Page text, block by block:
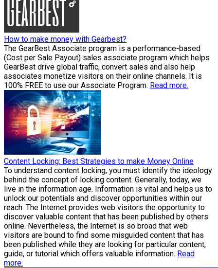
How to make money with Gearbest?
The GearBest Associate program is a performance-based
(Cost per Sale Payout) sales associate program which helps
GearBest drive global traffic, convert sales and also help
associates monetize visitors on their online channels. It is
100% FREE to use our Associate Program. Read more.
Content Locking: Best Strategies to make Money Online
To understand content locking, you must identify the ideology
behind the concept of locking content. Generally, today, we
live in the information age. Information is vital and helps us to
unlock our potentials and discover opportunities within our
reach. The Internet provides web visitors the opportunity to
discover valuable content that has been published by others
online. Nevertheless, the Internet is so broad that web
visitors are bound to find some misguided content that has
been published while they are looking for particular content,
guide, or tutorial which offers valuable information. Read
more.